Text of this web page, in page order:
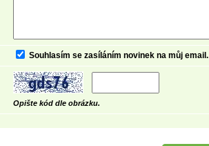
Souhlasím se zasíláním novinek na můj email.
Opište kód dle obrázku.
Detail